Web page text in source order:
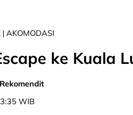
| AKOMODASI
ke Kuala
Rekomendit
WIB